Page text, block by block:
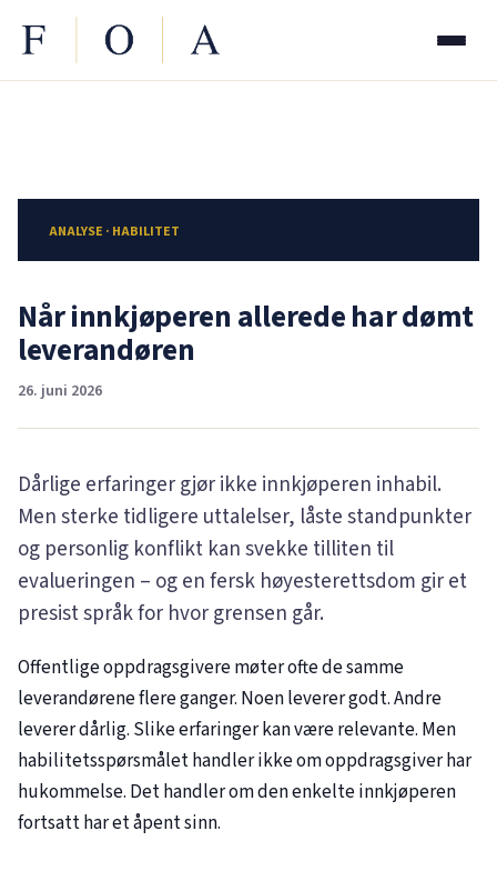
ANALYSE · HABILITET
Når innkjøperen allerede har dømt
leverandøren
26. juni 2026
Dårlige erfaringer gjør ikke innkjøperen inhabil.
Men sterke tidligere uttalelser, låste standpunkter
og personlig konflikt kan svekke tilliten til
evalueringen – og en fersk høyesterettsdom gir et
presist språk for hvor grensen går.
Offentlige oppdragsgivere møter ofte de samme
leverandørene flere ganger. Noen leverer godt. Andre
leverer dårlig. Slike erfaringer kan være relevante. Men
habilitetsspørsmålet handler ikke om oppdragsgiver har
hukommelse. Det handler om den enkelte innkjøperen
fortsatt har et åpent sinn.